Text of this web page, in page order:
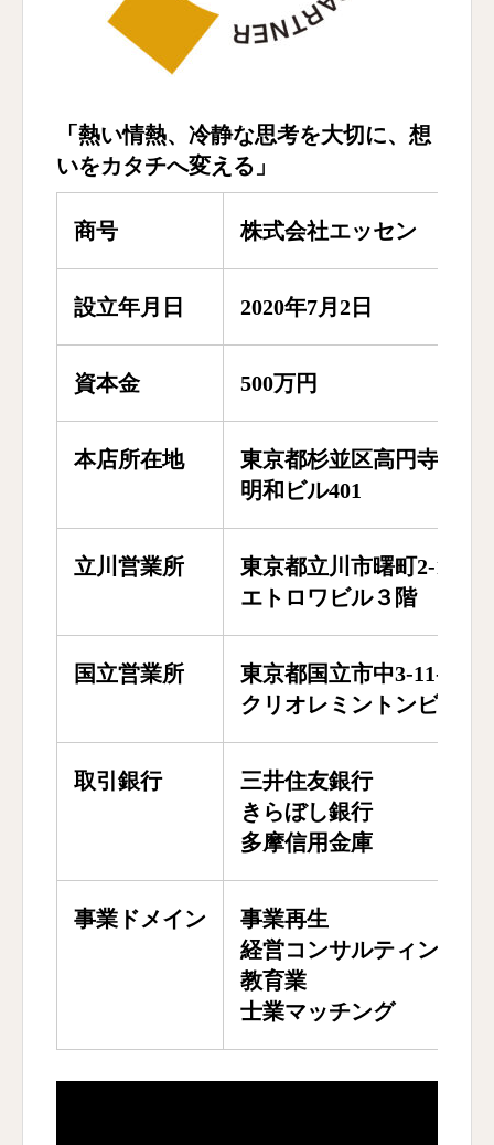
「熱い情熱、冷静な思考を大切に、想
いをカタチへ変える」
商号 株式会社エッセン （英
設立年月日 2020年7月2日
資本金 500万円
本店所在地
東京都杉並区高円寺北3-
明和ビル401
立川営業所
東京都立川市曙町2-14-10
エトロワビル３階
国立営業所
東京都国立市中3-11-1
クリオレミントンビレッ
取引銀行
三井住友銀行
きらぼし銀行
多摩信用金庫
事業ドメイン
事業再生
経営コンサルティング
教育業
士業マッチング